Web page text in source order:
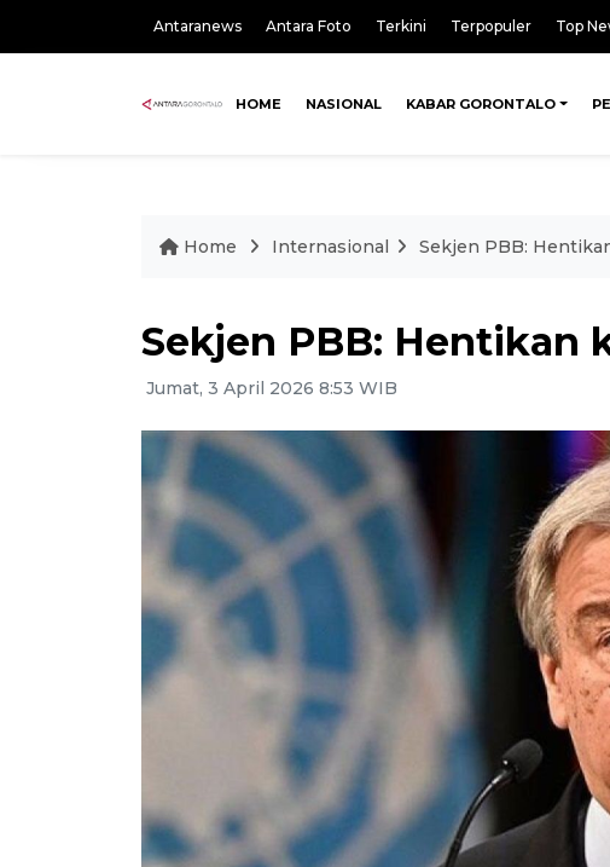
Antaranews Antara Foto Terkini Terpopuler Top
HOME NASIONAL KABAR GORONTALO
Home Internasional Sekjen PBB:
Sekjen PBB: Hentikan
Jumat, 3 April 2026 8:53 WIB